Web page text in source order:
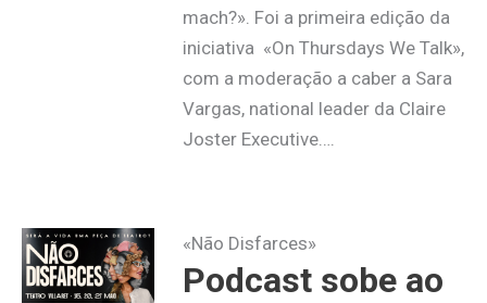
mach?». Foi a primeira edição da
iniciativa «On Thursdays We Talk»,
com a moderação a caber a Sara
Vargas, national leader da Claire
Joster Executive….
«Não Disfarces»
Podcast sobe ao